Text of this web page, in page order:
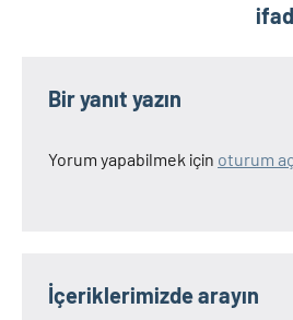
Bir yanıt yazın
Yorum yapabilmek için oturum
İçeriklerimizde arayın